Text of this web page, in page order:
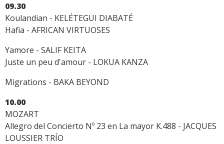
09.30
Koulandian - KELÉTEGUI DIABATÉ
Hafia - AFRICAN VIRTUOSES
Yamore - SALIF KEITA
Juste un peu d'amour - LOKUA KANZA
Migrations - BAKA BEYOND
10.00
MOZART
Allegro del Concierto Nº 23 en La mayor K.488 - JACQUES
LOUSSIER TRÍO